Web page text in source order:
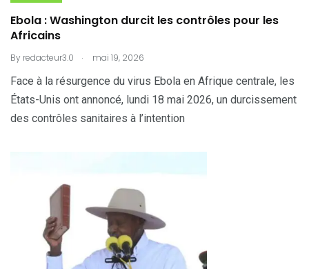
Ebola : Washington durcit les contrôles pour les
Africains
By redacteur3.0 . mai 19, 2026
Face à la résurgence du virus Ebola en Afrique centrale, les
États-Unis ont annoncé, lundi 18 mai 2026, un durcissement
des contrôles sanitaires à l’intention